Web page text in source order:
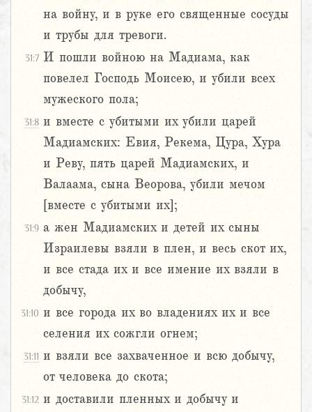
на войну, и в руке его священные сосуды
и трубы для тревоги.
31:7 И пошли войною на Мадиама, как
повелел Господь Моисею, и убили всех
мужеского пола;
31:8 и вместе с убитыми их убили царей
Мадиамских: Евия, Рекема, Цура, Хура
и Реву, пять царей Мадиамских, и
Валаама, сына Веорова, убили мечом
[вместе с убитыми их];
31:9 а жен Мадиамских и детей их сыны
Израилевы взяли в плен, и весь скот их,
и все стада их и все имение их взяли в
добычу,
31:10 и все города их во владениях их и все
селения их сожгли огнем;
31:11 и взяли все захваченное и всю добычу,
от человека до скота;
31:12 и доставили пленных и добычу и